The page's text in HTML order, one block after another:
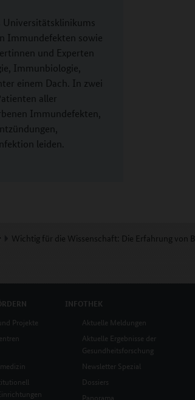
Universitätsklinikums
Immundefekten sowie
und Experten
Immunbiologie,
einem Dach. In zwei
aller
Immundefekten,
leiden.
Wichtig für die Wissenschaft: Die Erfahrung von
Projekte
INFOTHEK
Aktuelle Meldungen
Aktuelle Ergebnisse der
Gesundheitsforschung
Newsletter Spezial
Dossiers
Panorama